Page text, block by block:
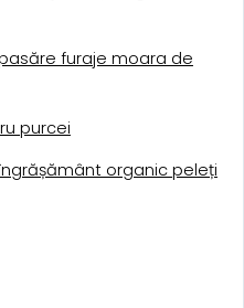
furaje moara de
purcei
organic peleți